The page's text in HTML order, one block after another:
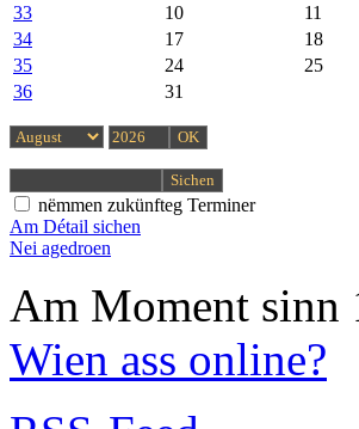
33
10 11
34
17 18
35
24 25
36
31
nëmmen zukünfteg Terminer
Am Détail sichen
Nei agedroen
Am Moment sinn
Wien ass online?